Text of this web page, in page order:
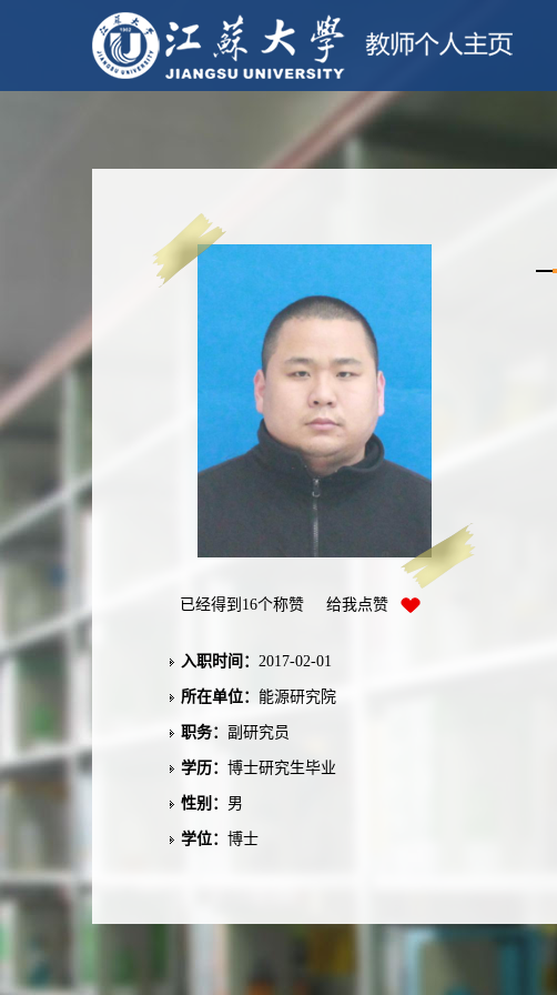
已经得到 16个称赞 给我点赞
入职时间： 2017-02-01
所在单位： 能源研究院
职务： 副研究员
学历： 博士研究生毕业
性别： 男
学位： 博士
动力工程及工程热物理